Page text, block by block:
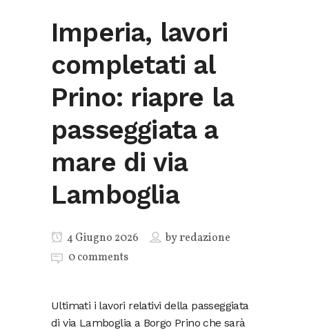
Imperia, lavori
completati al
Prino: riapre la
passeggiata a
mare di via
Lamboglia
4 Giugno 2026 byredazione
0 comments
Ultimati i lavori relativi della passeggiata
di via Lamboglia a Borgo Prino che sarà